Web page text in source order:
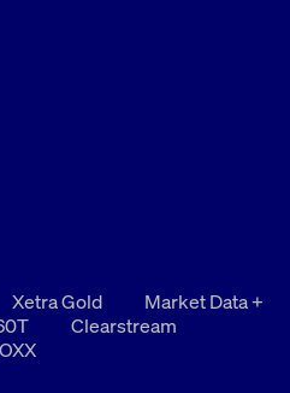
Xetra Gold
Market Data +
Clearstream